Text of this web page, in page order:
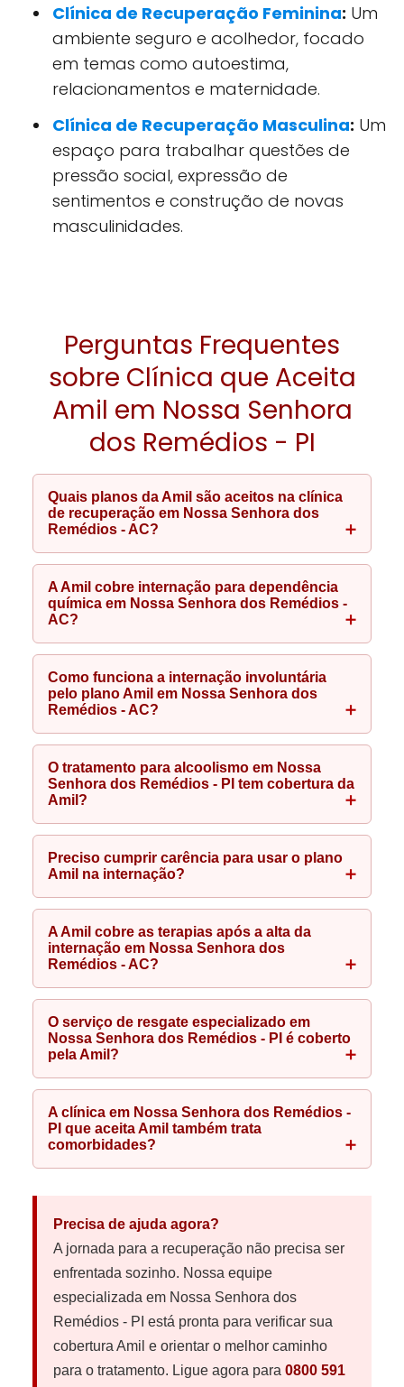
Clínica de Recuperação Feminina: Um
ambiente seguro e acolhedor, focado
em temas como autoestima,
relacionamentos e maternidade.
Clínica de Recuperação Masculina: Um
espaço para trabalhar questões de
pressão social, expressão de
sentimentos e construção de novas
masculinidades.
Perguntas Frequentes
sobre Clínica que Aceita
Amil em Nossa Senhora
dos Remédios - PI
Quais planos da Amil são aceitos na clínica
de recuperação em Nossa Senhora dos
Remédios - AC?
A Amil cobre internação para dependência
química em Nossa Senhora dos Remédios -
AC?
Como funciona a internação involuntária
pelo plano Amil em Nossa Senhora dos
Remédios - AC?
O tratamento para alcoolismo em Nossa
Senhora dos Remédios - PI tem cobertura da
Amil?
Preciso cumprir carência para usar o plano
Amil na internação?
A Amil cobre as terapias após a alta da
internação em Nossa Senhora dos
Remédios - AC?
O serviço de resgate especializado em
Nossa Senhora dos Remédios - PI é coberto
pela Amil?
A clínica em Nossa Senhora dos Remédios -
PI que aceita Amil também trata
comorbidades?
Precisa de ajuda agora?
A jornada para a recuperação não precisa ser
enfrentada sozinho. Nossa equipe
especializada em Nossa Senhora dos
Remédios - PI está pronta para verificar sua
cobertura Amil e orientar o melhor caminho
para o tratamento. Ligue agora para 0800 591